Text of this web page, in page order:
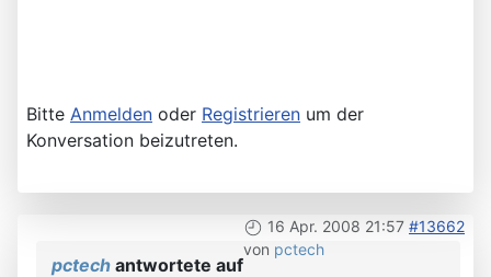
Bitte Anmelden oder Registrieren um der
Konversation beizutreten.
16 Apr. 2008 21:57 #13662
von pctech
pctech antwortete auf